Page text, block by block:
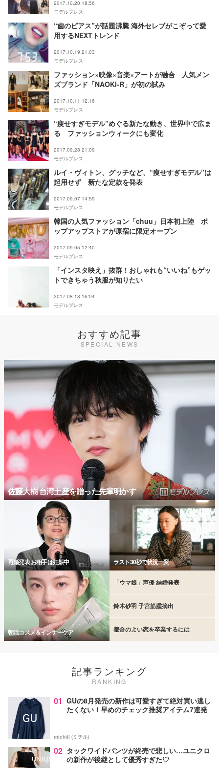
2017.10.20 18:56
モデルプレス
“歯のピアス”が話題沸騰 海外セレブがこぞって愛
用するNEXTトレンド
2017.10.19 21:03
モデルプレス
ファッション×映像×音楽×アートが融合 人気メン
ズブランド「NAOKI-R」が初の試み
2017.10.11 12:16
モデルプレス
“痩せすぎモデル”めぐる新たな動き、世界中で広ま
る ファッションウィークにも変化
2017.09.28 21:09
モデルプレス
ルイ・ヴィトン、グッチなど、“痩せすぎモデル”は
起用せず 新たな定款を発表
2017.09.07 14:59
モデルプレス
韓国の人気ファッション「chuu」日本初上陸 ポ
ップアップストアが原宿に限定オープン
2017.09.05 12:40
モデルプレス
「インスタ映え」抜群！おしゃれも“いいね”もゲッ
トできちゃう秋服が知りたい
2017.08.18 16:04
モデルプレス
おすすめ記事
SPECIAL NEWS
佐藤大樹 台湾土産を贈った先輩明かす
再婚発表 お相手は妊娠中 ラスト30秒で状況一変
朝活コスメ＆インナーケア
「ウマ娘」声優 結婚発表
鈴木砂羽 子宮筋腫摘出
都合のよい恋を卒業するには
記事ランキング
RANKING
01 GUの8月発売の新作は可愛すぎて絶対買い逃し
たくない！早めのチェック推奨アイテム7連発
michill (ミチル)
02 タックワイドパンツが終売で悲しい…ユニクロ
の新作が後継として優秀すぎた♡